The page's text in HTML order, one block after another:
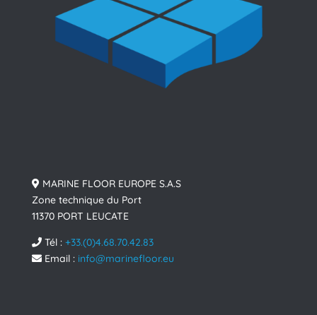
MARINE FLOOR EUROPE S.A.S
Zone technique du Port
11370 PORT LEUCATE
Tél : +33.(0)4.68.70.42.83
Email : info@marinefloor.eu